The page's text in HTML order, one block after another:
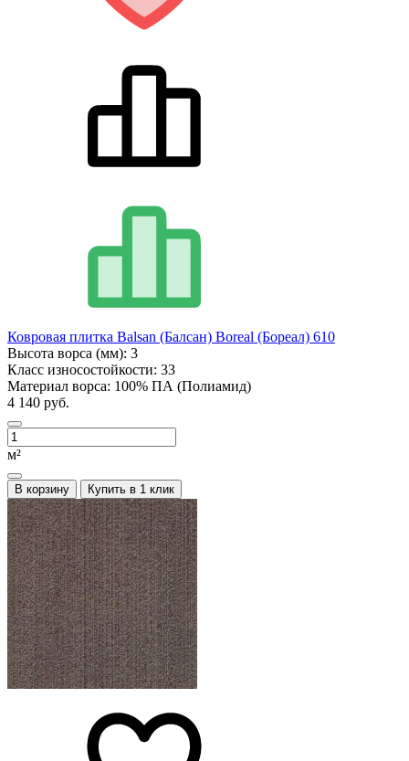
Ковровая плитка Balsan (Балсан) Boreal (Бореал) 610
Высота ворса (мм): 3
Класс износостойкости: 33
Материал ворса: 100% ПА (Полиамид)
4 140 руб.
м²
В корзину Купить в 1 клик